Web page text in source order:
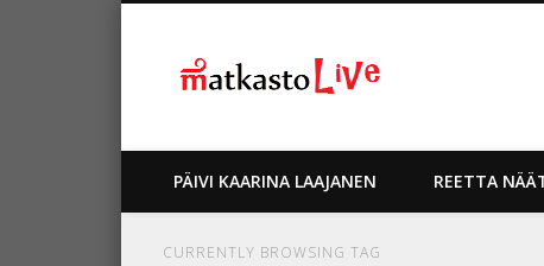
Google+
PÄIVI KAARINA LAAJANEN REETTA
CURRENTLY BROWSING TAG